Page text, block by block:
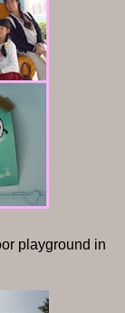
playground in